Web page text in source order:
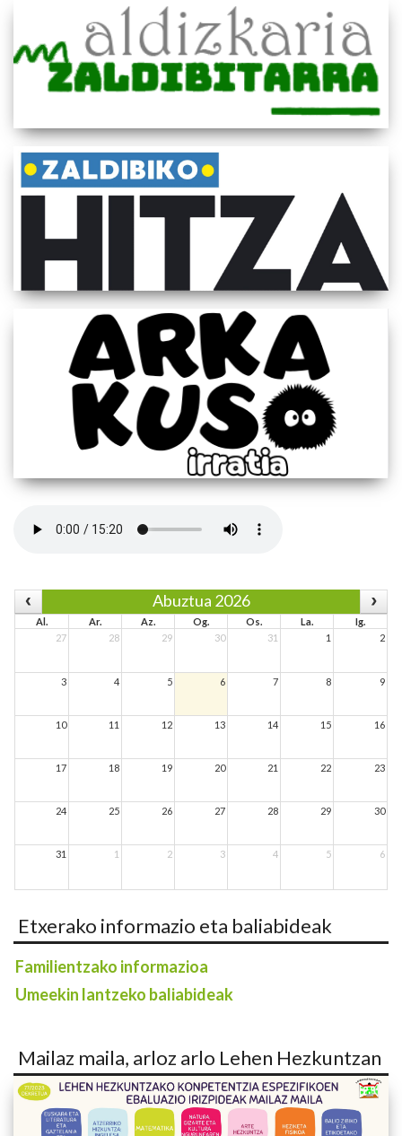
Abuztua 2026
Al. Ar. Az. Og. Os. La.
Ig.
27
28 29 30 31 1 2
3 4 5 6 7 8 9
10 11 12 13 14 15 16
17 18 19 20 21 22 23
24 25 26 27 28 29 30
31 1 2 3 4 5 6
Etxerako informazio eta baliabideak
Familientzako informazioa
Umeekin lantzeko baliabideak
Mailaz maila, arloz arlo Lehen Hezkuntzan